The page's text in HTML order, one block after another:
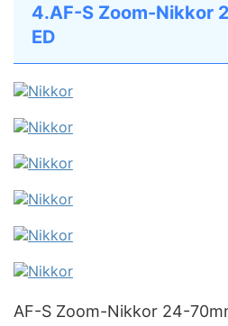
4.AF-S Zoom-Nikkor
ED
AF-S Zoom-Nikkor 24-